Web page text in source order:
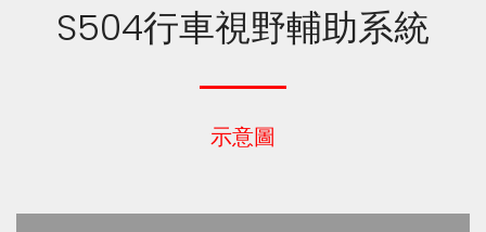
S504行車視野輔助系統
示意圖